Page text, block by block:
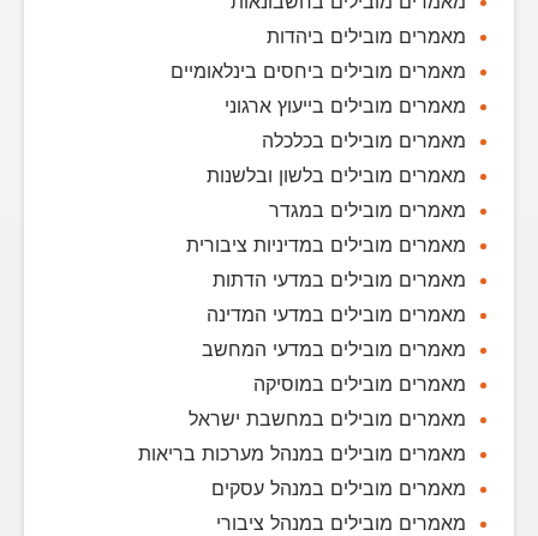
מאמרים מובילים ביהדות
מאמרים מובילים ביחסים בינלאומיים
מאמרים מובילים בייעוץ ארגוני
מאמרים מובילים בכלכלה
מאמרים מובילים בלשון ובלשנות
מאמרים מובילים במגדר
מאמרים מובילים במדיניות ציבורית
מאמרים מובילים במדעי הדתות
מאמרים מובילים במדעי המדינה
מאמרים מובילים במדעי המחשב
מאמרים מובילים במוסיקה
מאמרים מובילים במחשבת ישראל
מאמרים מובילים במנהל מערכות בריאות
מאמרים מובילים במנהל עסקים
מאמרים מובילים במנהל ציבורי